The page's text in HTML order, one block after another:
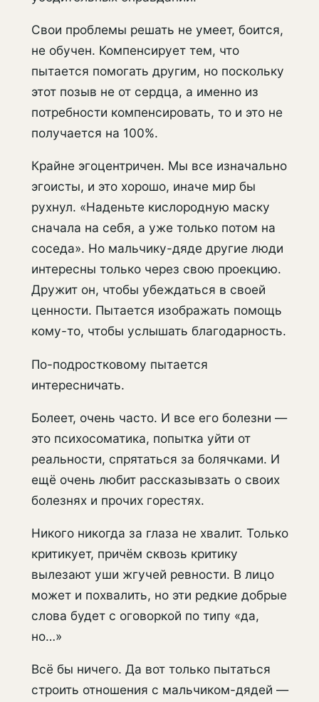
Свои проблемы решать не умеет, боится,
не обучен. Компенсирует тем, что
пытается помогать другим, но поскольку
этот позыв не от сердца, а именно из
потребности компенсировать, то и это не
получается на 100%.
Крайне эгоцентричен. Мы все изначально
эгоисты, и это хорошо, иначе мир бы
рухнул. «Наденьте кислородную маску
сначала на себя, а уже только потом на
соседа». Но мальчику-дяде другие люди
интересны только через свою проекцию.
Дружит он, чтобы убеждаться в своей
ценности. Пытается изображать помощь
кому-то, чтобы услышать благодарность.
По-подростковому пытается
интересничать.
Болеет, очень часто. И все его болезни —
это психосоматика, попытка уйти от
реальности, спрятаться за болячками. И
ещё очень любит рассказывзать о своих
болезнях и прочих горестях.
Никого никогда за глаза не хвалит. Только
критикует, причём сквозь критику
вылезают уши жгучей ревности. В лицо
может и похвалить, но эти редкие добрые
слова будет с оговоркой по типу «да,
но…»
Всё бы ничего. Да вот только пытаться
строить отношения с мальчиком-дядей —